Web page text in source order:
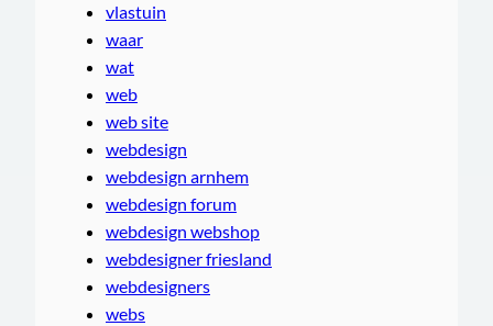
vlastuin
waar
wat
web
web site
webdesign
webdesign arnhem
webdesign forum
webdesign webshop
webdesigner friesland
webdesigners
webs